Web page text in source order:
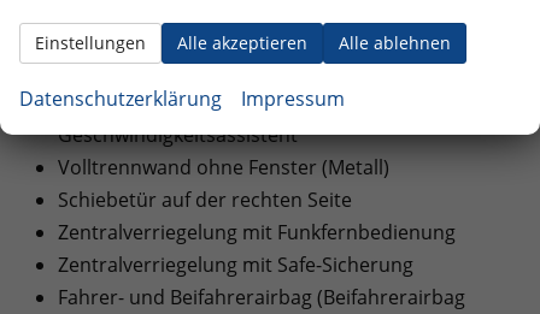
Leuchten im Dach
Vordere Schmutzfänger
Geschwindigkeitsregelanlage mit intelligentem
Geschwindigkeitsassistent
Volltrennwand ohne Fenster (Metall)
Schiebetür auf der rechten Seite
Zentralverriegelung mit Funkfernbedienung
Zentralverriegelung mit Safe-Sicherung
Fahrer- und Beifahrerairbag (Beifahrerairbag
Alle akzeptieren Alle ablehnen
Einstellungen
Datenschutzerklärung Impressum